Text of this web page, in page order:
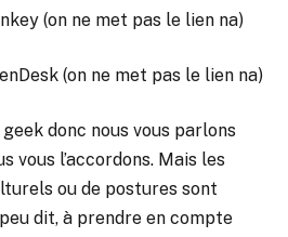
(on ne met pas le lien na)
(on ne met pas le lien na)
donc nous vous parlons
vous l’accordons. Mais les
ou de postures sont
peu dit, à prendre en compte